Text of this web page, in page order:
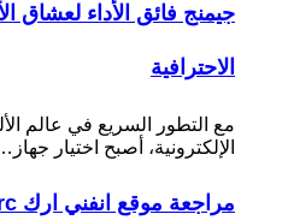
جيمنج فائق الأداء لعشاق
الاحترافية
مع التطور السريع في عالم
الإلكترونية، أصبح اختيار